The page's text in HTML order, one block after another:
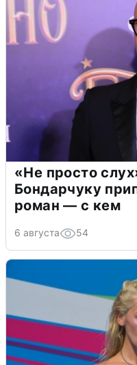
«Не просто
Бондарчуку
роман — с кем
6 августа 54